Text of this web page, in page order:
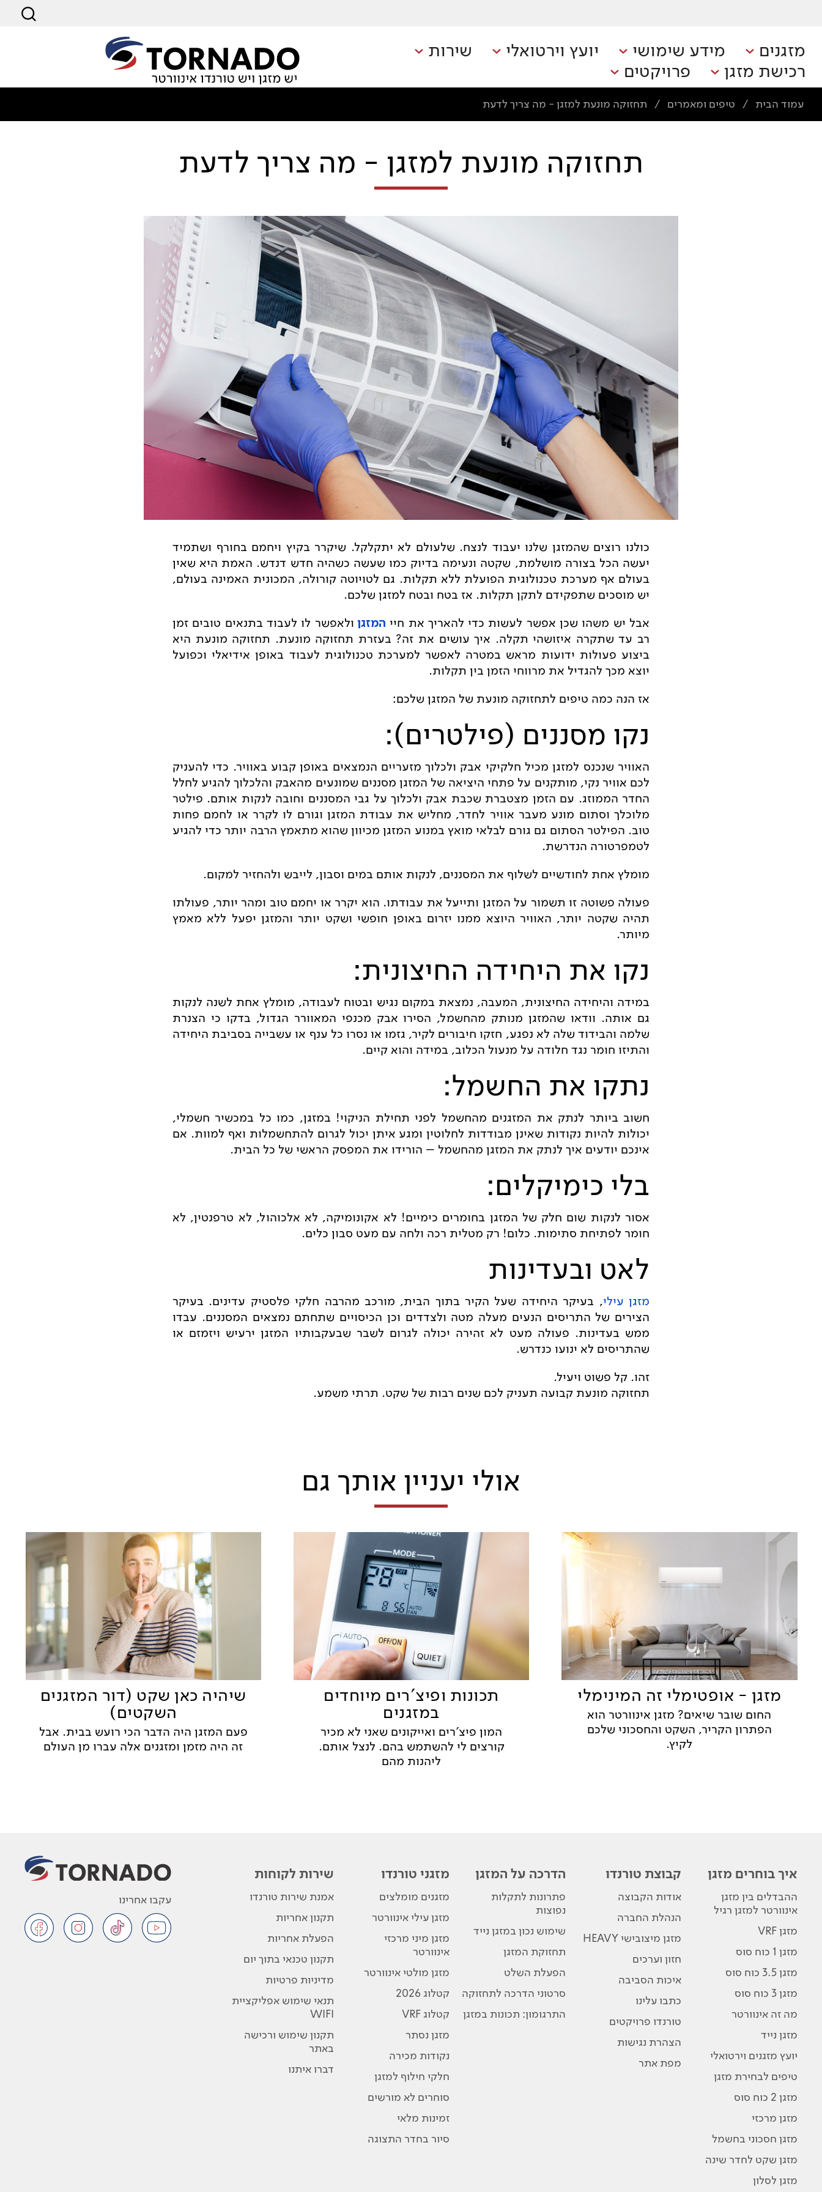
מזגנים מידע שימושי יועץ וירטואלי
שירות
רכישת מזגן
פרויקטים
עמוד הבית / טיפים ומאמרים / תחזוקה מונעת למזגן - מה צריך לדעת
תחזוקה מונעת למזגן - מה צריך לדעת
כולנו רוצים שהמזגן שלנו יעבוד לנצח. שלעולם לא יתקלקל. שיקרר בקיץ ויחמם בחורף ושתמיד
יעשה הכל בצורה מושלמת, שקטה ונעימה בדיוק כמו שעשה כשהיה חדש דנדש. האמת היא שאין
בעולם אף מערכת טכנולוגית הפועלת ללא תקלות. גם לטויוטה קורולה, המכונית האמינה בעולם,
יש מוסכים שתפקידם לתקן תקלות. אז בטח ובטח למזגן שלכם.
אבל יש משהו שכן אפשר לעשות כדי להאריך את חיי המזגן ולאפשר לו לעבוד בתנאים טובים זמן
רב עד שתקרה איזושהי תקלה. איך עושים את זה? בעזרת תחזוקה מונעת. תחזוקה מונעת היא
ביצוע פעולות ידועות מראש במטרה לאפשר למערכת טכנולוגית לעבוד באופן אידיאלי וכפועל
יוצא מכך להגדיל את מרווחי הזמן בין תקלות.
אז הנה כמה טיפים לתחזוקה מונעת של המזגן שלכם:
נקו מסננים (פילטרים):
האוויר שנכנס למזגן מכיל חלקיקי אבק ולכלוך מזעריים הנמצאים באופן קבוע באוויר. כדי להעניק
לכם אוויר נקי, מותקנים על פתחי היציאה של המזגן מסננים שמונעים מהאבק והלכלוך להגיע לחלל
החדר הממוזג. עם הזמן מצטברת שכבת אבק ולכלוך על גבי המסננים וחובה לנקות אותם. פילטר
מלוכלך וסתום מונע מעבר אוויר לחדר, מחליש את עבודת המזגן וגורם לו לקרר או לחמם פחות
טוב. הפילטר הסתום גם גורם לבלאי מואץ במנוע המזגן מכיוון שהוא מתאמץ הרבה יותר כדי להגיע
לטמפרטורה הנדרשת.
מומלץ אחת לחודשיים לשלוף את המסננים, לנקות אותם במים וסבון, לייבש ולהחזיר למקום.
פעולה פשוטה זו תשמור על המזגן ותייעל את עבודתו. הוא יקרר או יחמם טוב ומהר יותר, פעולתו
תהיה שקטה יותר, האוויר היוצא ממנו יזרום באופן חופשי ושקט יותר והמזגן יפעל ללא מאמץ
מיותר.
נקו את היחידה החיצונית:
במידה והיחידה החיצונית, המעבה, נמצאת במקום נגיש ובטוח לעבודה, מומלץ אחת לשנה לנקות
גם אותה. וודאו שהמזגן מנותק מהחשמל, הסירו אבק מכנפי המאוורר הגדול, בדקו כי הצנרת
שלמה והבידוד שלה לא נפגע, חזקו חיבורים לקיר, גזמו או נסרו כל ענף או עשבייה בסביבת היחידה
והתיזו חומר נגד חלודה על מנעול הכלוב, במידה והוא קיים.
נתקו את החשמל:
חשוב ביותר לנתק את המזגנים מהחשמל לפני תחילת הניקוי! במזגן, כמו כל במכשיר חשמלי,
יכולות להיות נקודות שאינן מבודדות לחלוטין ומגע איתן יכול לגרום להתחשמלות ואף למוות. אם
אינכם יודעים איך לנתק את המזגן מהחשמל – הורידו את המפסק הראשי של כל הבית.
בלי כימיקלים:
אסור לנקות שום חלק של המזגן בחומרים כימיים! לא אקונומיקה, לא אלכוהול, לא טרפנטין, לא
חומר לפתיחת סתימות. כלום! רק מטלית רכה ולחה עם מעט סבון כלים.
לאט ובעדינות
מזגן עילי, בעיקר היחידה שעל הקיר בתוך הבית, מורכב מהרבה חלקי פלסטיק עדינים. בעיקר
הצירים של התריסים הנעים מעלה מטה ולצדדים וכן הכיסויים שתחתם נמצאים המסננים. עבדו
ממש בעדינות. פעולה מעט לא זהירה יכולה לגרום לשבר שבעקבותיו המזגן ירעיש ויזמזם או
שהתריסים לא ינועו כנדרש.
זהו. קל פשוט ויעיל.
תחזוקה מונעת קבועה תעניק לכם שנים רבות של שקט. תרתי משמע.
אולי יעניין אותך גם
מזגן - אופטימלי זה המינימלי
החום שובר שיאים? מזגן אינוורטר הוא
הפתרון הקריר, השקט והחסכוני שלכם
לקיץ.
תכונות ופיצ'רים מיוחדים
במזגנים
המון פיצ'רים ואייקונים שאני לא מכיר
קורצים לי להשתמש בהם. לנצל אותם.
ליהנות מהם
שיהיה כאן שקט (דור המזגנים
השקטים)
פעם המזגן היה הדבר הכי רועש בבית. אבל
זה היה מזמן ומזגנים אלה עברו מן העולם
איך בוחרים מזגן
ההבדלים בין מזגן
אינוורטר למזגן רגיל
מזגן VRF
מזגן 1 כוח סוס
מזגן 3.5 כוח סוס
מזגן 3 כוח סוס
מה זה אינוורטר
מזגן נייד
יועץ מזגנים וירטואלי
טיפים לבחירת מזגן
מזגן 2 כוח סוס
מזגן מרכזי
מזגן חסכוני בחשמל
מזגן שקט לחדר שינה
מזגן לסלון
קבוצת טורנדו
אודות הקבוצה
הנהלת החברה
מזגן מיצובישי HEAVY
חזון וערכים
איכות הסביבה
כתבו עלינו
טורנדו פרויקטים
הצהרת נגישות
מפת אתר
הדרכה על המזגן
פתרונות לתקלות
נפוצות
שימוש נכון במזגן נייד
תחזוקת המזגן
הפעלת השלט
סרטוני הדרכה לתחזוקה
התרגומון: תכונות במזגן
מזגני טורנדו
מזגנים מומלצים
מזגן עילי אינוורטר
מזגן מיני מרכזי
אינוורטר
מזגן מולטי אינוורטר
קטלוג 2026
קטלוג VRF
מזגן נסתר
נקודות מכירה
חלקי חילוף למזגן
סוחרים לא מורשים
זמינות מלאי
סיור בחדר התצוגה
שירות לקוחות
אמנת שירות טורנדו
תקנון אחריות
הפעלת אחריות
תקנון טכנאי בתוך יום
מדיניות פרטיות
תנאי שימוש אפליקציית
WIFI
תקנון שימוש ורכישה
באתר
דברו איתנו
עקבו אחרינו